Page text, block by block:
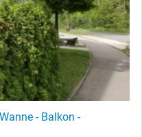
- Balkon -